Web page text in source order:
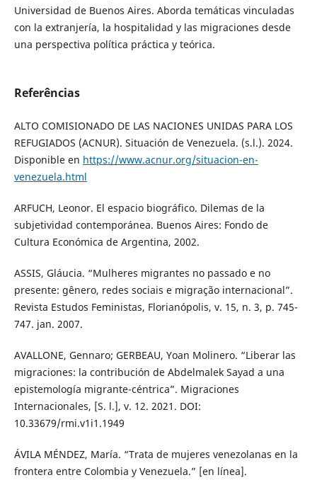
Universidad de Buenos Aires. Aborda temáticas vinculadas
con la extranjería, la hospitalidad y las migraciones desde
una perspectiva política práctica y teórica.
Referências
ALTO COMISIONADO DE LAS NACIONES UNIDAS PARA LOS
REFUGIADOS (ACNUR). Situación de Venezuela. (s.l.). 2024.
Disponible en https://www.acnur.org/situacion-en-
venezuela.html
ARFUCH, Leonor. El espacio biográfico. Dilemas de la
subjetividad contemporánea. Buenos Aires: Fondo de
Cultura Económica de Argentina, 2002.
ASSIS, Gláucia. “Mulheres migrantes no passado e no
presente: gênero, redes sociais e migração internacional”.
Revista Estudos Feministas, Florianópolis, v. 15, n. 3, p. 745-
747. jan. 2007.
AVALLONE, Gennaro; GERBEAU, Yoan Molinero. “Liberar las
migraciones: la contribución de Abdelmalek Sayad a una
epistemología migrante-céntrica”. Migraciones
Internacionales, [S. l.], v. 12. 2021. DOI:
10.33679/rmi.v1i1.1949
ÁVILA MÉNDEZ, María. “Trata de mujeres venezolanas en la
frontera entre Colombia y Venezuela.” [en línea].